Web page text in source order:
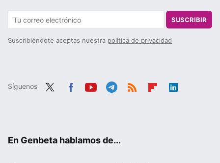
SUSCRIBIR
Suscribiéndote aceptas nuestra política de privacidad
Síguenos
En Genbeta hablamos de...